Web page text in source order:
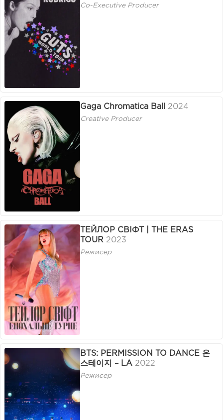
Co-Executive Producer
Gaga Chromatica Ball 2024
Creative Producer
ТЕЙЛОР СВІФТ | THE ERAS
TOUR 2023
Режисер
BTS: PERMISSION TO DANCE 온
스테이지 – LA 2022
Режисер